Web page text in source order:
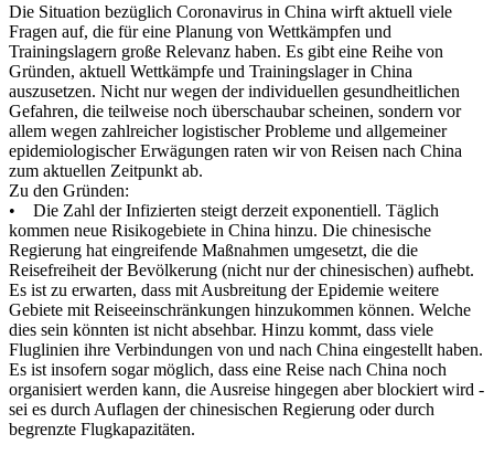
Die Situation bezüglich Coronavirus in China wirft aktuell viele
Fragen auf, die für eine Planung von Wettkämpfen und
Trainingslagern große Relevanz haben. Es gibt eine Reihe von
Gründen, aktuell Wettkämpfe und Trainingslager in China
auszusetzen. Nicht nur wegen der individuellen gesundheitlichen
Gefahren, die teilweise noch überschaubar scheinen, sondern vor
allem wegen zahlreicher logistischer Probleme und allgemeiner
epidemiologischer Erwägungen raten wir von Reisen nach China
zum aktuellen Zeitpunkt ab.
Zu den Gründen:
• Die Zahl der Infizierten steigt derzeit exponentiell. Täglich
kommen neue Risikogebiete in China hinzu. Die chinesische
Regierung hat eingreifende Maßnahmen umgesetzt, die die
Reisefreiheit der Bevölkerung (nicht nur der chinesischen) aufhebt.
Es ist zu erwarten, dass mit Ausbreitung der Epidemie weitere
Gebiete mit Reiseeinschränkungen hinzukommen können. Welche
dies sein könnten ist nicht absehbar. Hinzu kommt, dass viele
Fluglinien ihre Verbindungen von und nach China eingestellt haben.
Es ist insofern sogar möglich, dass eine Reise nach China noch
organisiert werden kann, die Ausreise hingegen aber blockiert wird -
sei es durch Auflagen der chinesischen Regierung oder durch
begrenzte Flugkapazitäten.